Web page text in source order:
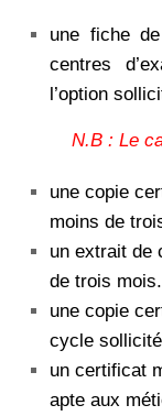
une fiche
centres
l’option
N.B : Le
une copie
moins de
un extrait de
de trois mois.
une copie
cycle
un certificat
apte aux